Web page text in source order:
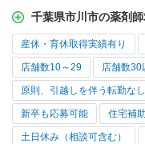
千葉県市川市の薬剤
産休・育休取得実績有り
店舗数10～29 店舗数30
原則、引越しを伴う転勤なし
新卒も応募可能 住宅補
土日休み（相談可含む）